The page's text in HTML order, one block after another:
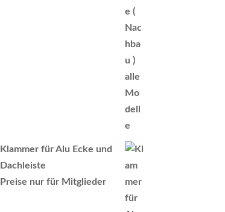
Klammer für Alu Ecke und
Dachleiste
Preise nur für Mitglieder